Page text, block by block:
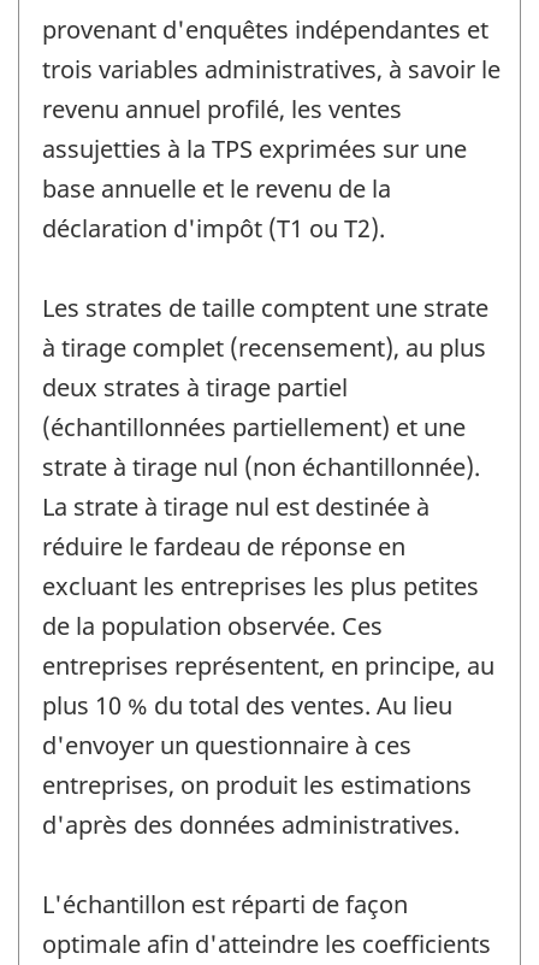
provenant d'enquêtes indépendantes et
trois variables administratives, à savoir le
revenu annuel profilé, les ventes
assujetties à la TPS exprimées sur une
base annuelle et le revenu de la
déclaration d'impôt (T1 ou T2).
Les strates de taille comptent une strate
à tirage complet (recensement), au plus
deux strates à tirage partiel
(échantillonnées partiellement) et une
strate à tirage nul (non échantillonnée).
La strate à tirage nul est destinée à
réduire le fardeau de réponse en
excluant les entreprises les plus petites
de la population observée. Ces
entreprises représentent, en principe, au
plus 10 % du total des ventes. Au lieu
d'envoyer un questionnaire à ces
entreprises, on produit les estimations
d'après des données administratives.
L'échantillon est réparti de façon
optimale afin d'atteindre les coefficients